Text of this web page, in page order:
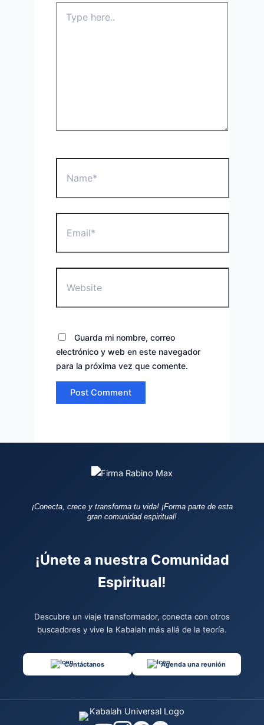
here..
Guarda mi nombre, correo
electrónico y web en este navegador
para la próxima vez que comente.
¡Conecta, crece y transforma tu vida! ¡Forma parte de esta
gran comunidad espiritual!
¡Únete a nuestra Comunidad
Espiritual!
Descubre un viaje transformador, conecta con otros
buscadores y vive la Kabalah más allá de la teoría.
Contáctanos Agenda una reunión